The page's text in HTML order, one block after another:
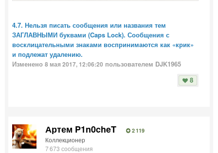
4.7. Нельзя писать сообщения или названия тем
ЗАГЛАВНЫМИ буквами (Caps Lock). Сообщения с
восклицательными знаками воспринимаются как «крик»
и подлежат удалению.
Изменено 8 мая 2017, 12:06:20 пользователем DJK1965
8
Артем P1n0cheT 2 119
Коллекционер
7 673 сообщения